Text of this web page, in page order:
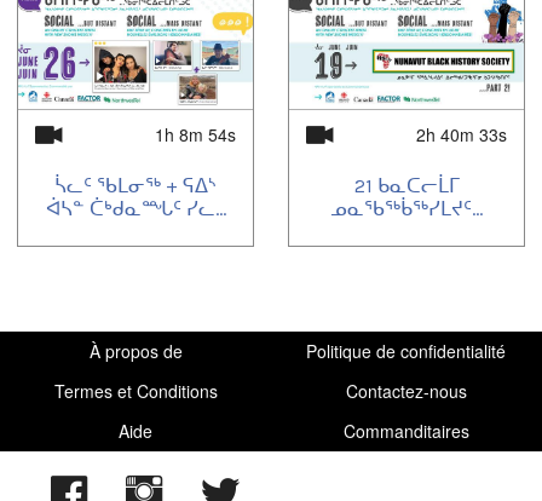
1h 8m 54s
ᓵᓚᑦ ᖃᒪᓂᖅ + ᕋᐃᔅ
ᐋᓴᓐ ᑖᒃᑯᓇᙵᑦ ᓯᓚ...
2h 40m 33s
21 ᑲᓇᑕᓕᒫᒥ
ᓄᓇᖃᖅᑳᖅᓯᒪᔪᑦ...
À propos de
Politique de confidentialité
Termes et Conditions
Contactez-nous
Aide
Commanditaires